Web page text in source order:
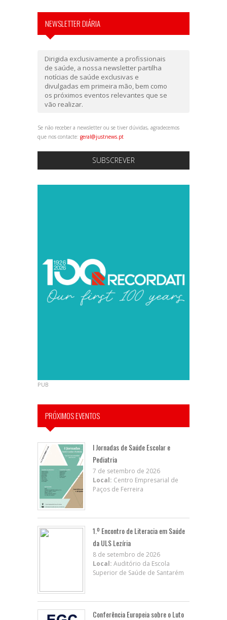
NEWSLETTER DIÁRIA
Dirigida exclusivamente a profissionais
de saúde, a nossa newsletter partilha
notícias de saúde exclusivas e
divulgadas em primeira mão, bem como
os próximos eventos relevantes que se
vão realizar.
Se não receber a newsletter ou se tiver dúvidas, agradecemos
que nos contacte: geral@justnews.pt
SUBSCREVER
PUB
PRÓXIMOS EVENTOS
I Jornadas de Saúde Escolar e
Pediatria
7 de setembro de 2026
Local: Centro Empresarial de
Paços de Ferreira
1.º Encontro de Literacia em Saúde
da ULS Lezíria
8 de setembro de 2026
Local: Auditório da Escola
Superior de Saúde de Santarém
Conferência Europeia sobre o Luto